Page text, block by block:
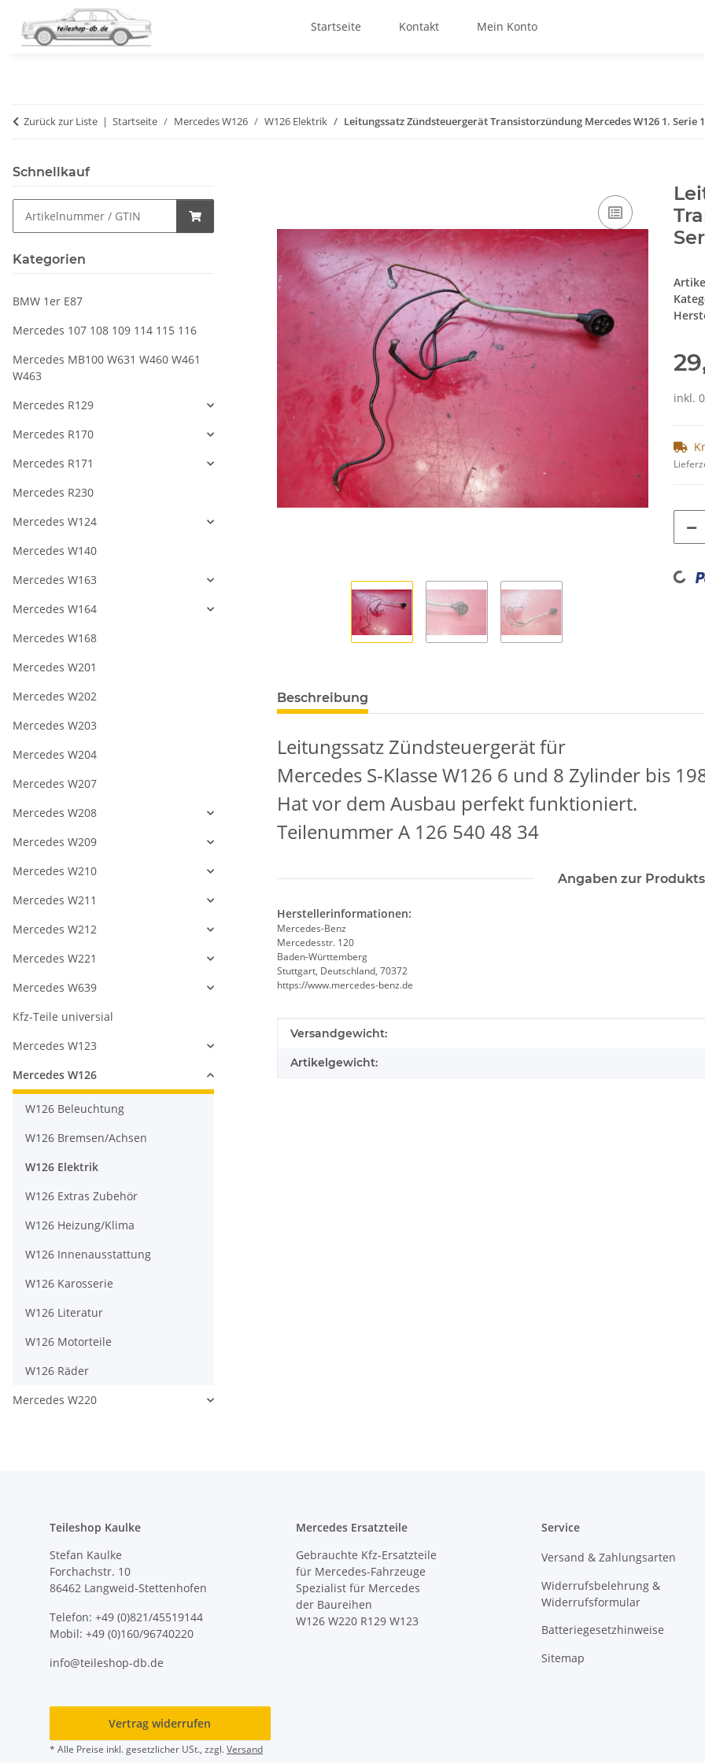
Startseite Kontakt Mein Konto
Zurück zur Liste Startseite Mercedes W126 W126 Elektrik Leitungssatz Zündsteuergerät Transistorzündung Mercedes W126 1. Serie
inkl.
Loading...
Beschreibung
Leitungssatz Zündsteuergerät für
Mercedes S-Klasse W126 6 und 8 Zylinder bis
Hat vor dem Ausbau perfekt funktioniert.
Teilenummer A 126 540 48 34
Angaben zur
Herstellerinformationen:
Mercedes-Benz
Mercedesstr. 120
Baden-Württemberg
Stuttgart, Deutschland, 70372
https://www.mercedes-benz.de
Produkteigenschaft
Wert
Versandgewicht:
Artikelgewicht:
Schnellkauf
Kategorien
BMW 1er E87
Mercedes 107 108 109 114 115 116
Mercedes MB100 W631 W460 W461
W463
Mercedes R129
Mercedes R170
Mercedes R171
Mercedes R230
Mercedes W124
Mercedes W140
Mercedes W163
Mercedes W164
Mercedes W168
Mercedes W201
Mercedes W202
Mercedes W203
Mercedes W204
Mercedes W207
Mercedes W208
Mercedes W209
Mercedes W210
Mercedes W211
Mercedes W212
Mercedes W221
Mercedes W639
Kfz-Teile universial
Mercedes W123
Mercedes W126
W126 Beleuchtung
W126 Bremsen/Achsen
W126 Elektrik
W126 Extras Zubehör
W126 Heizung/Klima
W126 Innenausstattung
W126 Karosserie
W126 Literatur
W126 Motorteile
W126 Räder
Mercedes W220
Teileshop Kaulke
Stefan Kaulke
Forchachstr. 10
86462 Langweid-Stettenhofen
Telefon: +49 (0)821/45519144
Mobil: +49 (0)160/96740220
info@teileshop-db.de
Mercedes Ersatzteile
Gebrauchte Kfz-Ersatzteile
für Mercedes-Fahrzeuge
Spezialist für Mercedes
der Baureihen
W126 W220 R129 W123
Service
Versand & Zahlungsarten
Widerrufsbelehrung &
Widerrufsformular
Batteriegesetzhinweise
Sitemap
Vertrag widerrufen
* Alle Preise inkl. gesetzlicher USt., zzgl.Versand